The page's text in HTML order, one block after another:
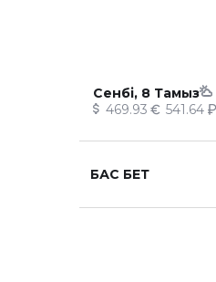
Сенбі, 8 Тамыз
469.93 541.64
БАС БЕТ